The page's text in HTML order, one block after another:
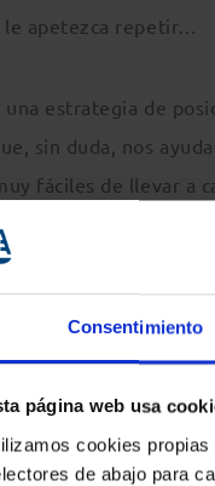
Consentimiento
página web usa
cookies
de abajo para
le apetezca repetir…
estrategia de
sin duda, nos
fáciles de llevar a
el cliente cuando
un cliente. El trato
despacho.
el ofrecimiento
tenemos invitados
es como,